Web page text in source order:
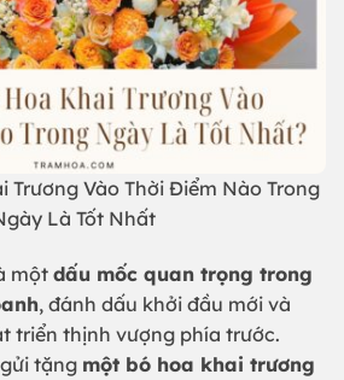
Trương Vào Thời Điểm Nào Trong
Là Tốt Nhất
một dấu mốc quan trọng trong
, đánh dấu khởi đầu mới và
triển thịnh vượng phía trước.
tặng một bó hoa khai trương